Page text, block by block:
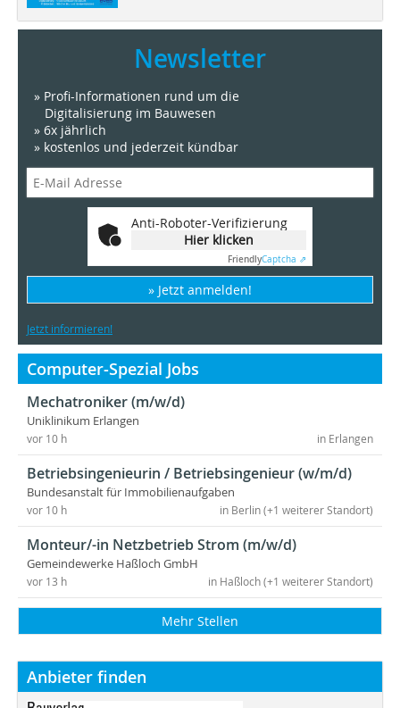
Newsletter
» Profi-Informationen rund um die
Digitalisierung im Bauwesen
» 6x jährlich
» kostenlos und jederzeit kündbar
Anti-Roboter-Verifizierung
Hier klicken
FriendlyCaptcha ⇗
» Jetzt anmelden!
Jetzt informieren!
Computer-Spezial Jobs
Mechatroniker (m/w/d)
Uniklinikum Erlangen
in Erlangen
vor 10 h
Betriebsingenieurin / Betriebsingenieur (w/m/d)
Bundesanstalt für Immobilienaufgaben
in Berlin (+1 weiterer Standort)
vor 10 h
Monteur/-in Netzbetrieb Strom (m/w/d)
Gemeindewerke Haßloch GmbH
in Haßloch (+1 weiterer Standort)
vor 13 h
Mehr Stellen
Anbieter finden